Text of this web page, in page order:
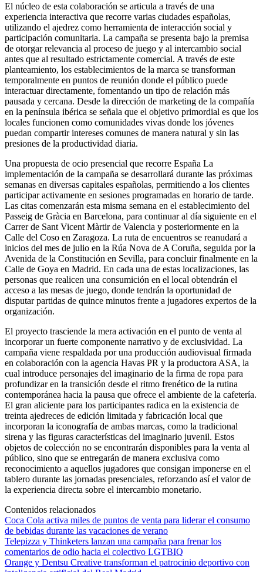
El núcleo de esta colaboración se articula a través de una
experiencia interactiva que recorre varias ciudades españolas,
utilizando el ajedrez como herramienta de interacción social y
participación comunitaria. La campaña se presenta bajo la premisa
de otorgar relevancia al proceso de juego y al intercambio social
antes que al resultado estrictamente comercial. A través de este
planteamiento, los establecimientos de la marca se transforman
temporalmente en puntos de reunión donde el público puede
interactuar directamente, fomentando un tipo de relación más
pausada y cercana. Desde la dirección de marketing de la compañía
en la península ibérica se señala que el objetivo primordial es que los
locales funcionen como comunidades vivas donde los jóvenes
puedan compartir intereses comunes de manera natural y sin las
presiones de la productividad diaria.
Una propuesta de ocio presencial que recorre España La
implementación de la campaña se desarrollará durante las próximas
semanas en diversas capitales españolas, permitiendo a los clientes
participar activamente en sesiones programadas en horario de tarde.
Las citas comenzarán esta misma semana en el establecimiento del
Passeig de Gràcia en Barcelona, para continuar al día siguiente en el
Carrer de Sant Vicent Màrtir de Valencia y posteriormente en la
Calle del Coso en Zaragoza. La ruta de encuentros se reanudará a
inicios del mes de julio en la Rúa Nova de A Coruña, seguida por la
Avenida de la Constitución en Sevilla, para concluir finalmente en la
Calle de Goya en Madrid. En cada una de estas localizaciones, las
personas que realicen una consumición en el local obtendrán el
acceso a las mesas de juego, donde tendrán la oportunidad de
disputar partidas de quince minutos frente a jugadores expertos de la
organización.
El proyecto trasciende la mera activación en el punto de venta al
incorporar un fuerte componente narrativo y de exclusividad. La
campaña viene respaldada por una producción audiovisual firmada
en colaboración con la agencia Havas PR y la productora ASA, la
cual introduce personajes del imaginario de la firma de ropa para
profundizar en la transición desde el ritmo frenético de la rutina
contemporánea hacia la pausa que ofrece el ambiente de la cafetería.
El gran aliciente para los participantes radica en la existencia de
treinta ajedreces de edición limitada y fabricación local que
incorporan la iconografía de ambas marcas, como la tradicional
sirena y las figuras características del imaginario juvenil. Estos
objetos de colección no se encontrarán disponibles para la venta al
público, sino que se entregarán de manera exclusiva como
reconocimiento a aquellos jugadores que consigan imponerse en el
tablero durante las jornadas presenciales, reforzando así el valor de
la experiencia directa sobre el intercambio monetario.
Contenidos relacionados
Coca Cola activa miles de puntos de venta para liderar el consumo
de bebidas durante las vacaciones de verano
Telepizza y Thinketers lanzan una campaña para frenar los
comentarios de odio hacia el colectivo LGTBIQ
Orange y Dentsu Creative transforman el patrocinio deportivo con